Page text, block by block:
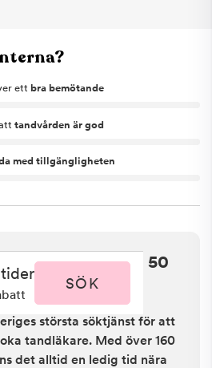
ett bra bemötande
tandvården är god
med tillgängligheten
i Heby - få upp till 50
största söktjänst för att
tandläkare. Med över 160
det alltid en ledig tid nära
SÖK